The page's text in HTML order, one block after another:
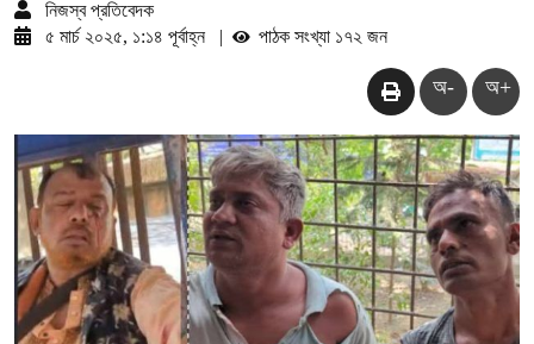
নিজস্ব প্রতিবেদক
৫ মার্চ ২০২৫, ১:১৪ পূর্বাহ্ন
| পাঠক সংখ্যা ১৭২ জন
অ- অ+